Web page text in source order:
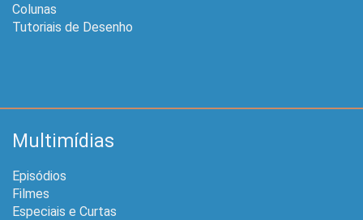
Colunas
Tutoriais de Desenho
Multimídias
Episódios
Filmes
Especiais e Curtas